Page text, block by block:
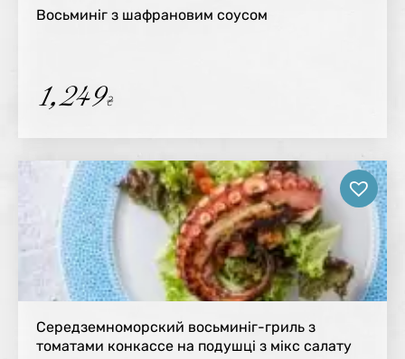
Восьминіг з шафрановим соусом
1,249₴
Середземноморский восьминіг-гриль з
томатами конкассе на подушці з мікс салату